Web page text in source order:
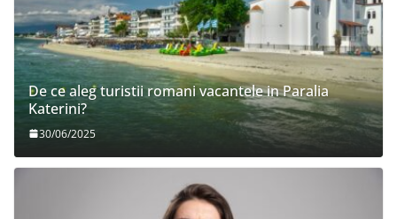
De ce aleg turistii romani vacantele in Paralia
Katerini?
30/06/2025